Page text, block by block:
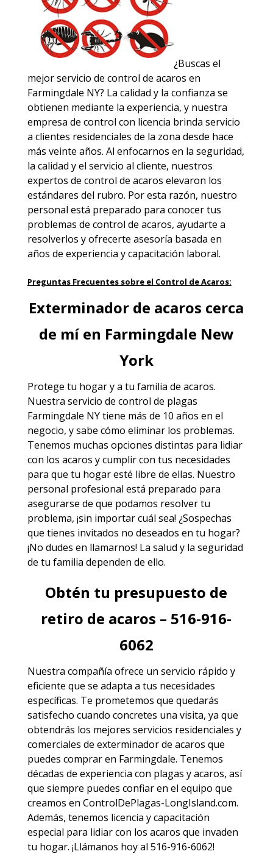
¿Buscas el
mejor servicio de control de acaros en
Farmingdale NY? La calidad y la confianza se
obtienen mediante la experiencia, y nuestra
empresa de control con licencia brinda servicio
a clientes residenciales de la zona desde hace
más veinte años. Al enfocarnos en la seguridad,
la calidad y el servicio al cliente, nuestros
expertos de control de acaros elevaron los
estándares del rubro. Por esta razón, nuestro
personal está preparado para conocer tus
problemas de control de acaros, ayudarte a
resolverlos y ofrecerte asesoría basada en
años de experiencia y capacitación laboral.
Preguntas Frecuentes sobre el Control de Acaros:
Exterminador de acaros cerca
de mí en Farmingdale New
York
Protege tu hogar y a tu familia de acaros.
Nuestra servicio de control de plagas
Farmingdale NYtiene más de 10 años en el
negocio, y sabe cómo eliminar los problemas.
Tenemos muchas opciones distintas para lidiar
con los acaros y cumplir con tus necesidades
para que tu hogar esté libre de ellas. Nuestro
personal profesional está preparado para
asegurarse de que podamos resolver tu
problema, ¡sin importar cuál sea! ¿Sospechas
que tienes invitados no deseados en tu hogar?
¡No dudes en llamarnos! La salud y la seguridad
de tu familia dependen de ello.
Obtén tu presupuesto de
retiro de acaros – 516-916-
6062
Nuestra compañía ofrece un servicio rápido y
eficiente que se adapta a tus necesidades
específicas. Te prometemos que quedarás
satisfecho cuando concretes una visita, ya que
obtendrás los mejores servicios residenciales y
comerciales de exterminador de acaros que
puedes comprar en Farmingdale. Tenemos
décadas de experiencia con plagas y acaros, así
que siempre puedes confiar en el equipo que
creamos en ControlDePlagas-LongIsland.com.
Además, tenemos licencia y capacitación
especial para lidiar con los acaros que invaden
tu hogar. ¡Llámanos hoy al 516-916-6062!